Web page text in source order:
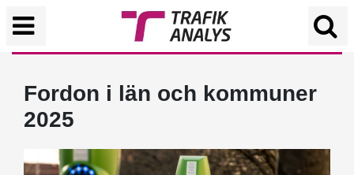
Fordon i län och kommuner
2025